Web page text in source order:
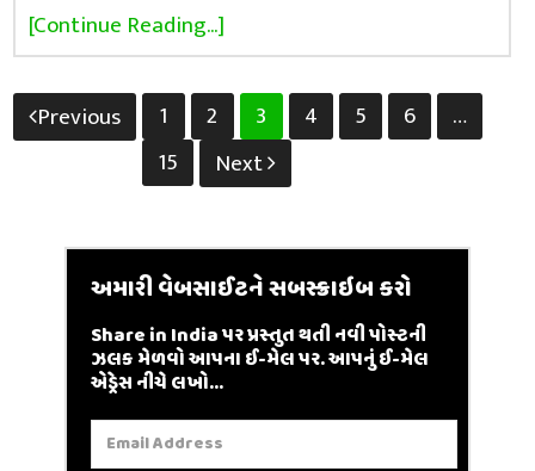
[Continue Reading...]
Posts
pagination
Previous 1 2 3 4 5 6
…
15
Next
અમારી વેબસાઈટને સબસ્ક્રાઇબ કરો
Share in India પર પ્રસ્તુત થતી નવી પોસ્ટની
ઝલક મેળવો આપના ઈ-મેલ પર. આપનું ઈ-મેલ
એડ્રેસ નીચે લખો...
Email
Address